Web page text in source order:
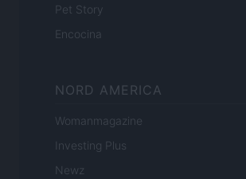
Pet Story
Encocina
NORD AMERICA
Womanmagazine
Investing Plus
Newz